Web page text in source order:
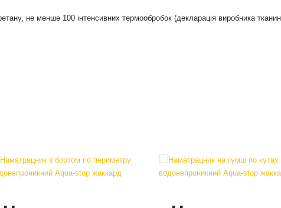
не менше 100 інтенсивних термообробок (декларація виробника